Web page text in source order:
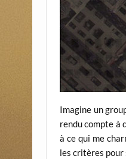
Imagine un
rendu compte à
à ce qui me
les critères pour